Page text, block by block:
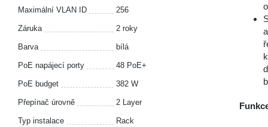
Maximální VLAN ID 256
Záruka 2 roky
Barva bílá
PoE napájecí porty 48 PoE+
PoE budget 382 W
Přepínač úrovně 2 Layer
Typ instalace Rack